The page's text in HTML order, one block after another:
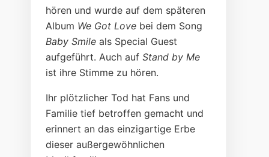
hören und wurde auf dem späteren
Album We Got Love bei dem Song
Baby Smile als Special Guest
aufgeführt. Auch aufStand by Me
ist ihre Stimme zu hören.
Ihr plötzlicher Tod hat Fans und
Familie tief betroffen gemacht und
erinnert an das einzigartige Erbe
dieser außergewöhnlichen